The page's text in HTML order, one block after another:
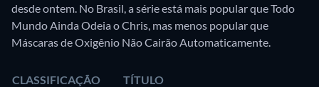
desde ontem. No Brasil, a série está mais popular que Todo
Mundo Ainda Odeia o Chris, mas menos popular que
Máscaras de Oxigênio Não Cairão Automaticamente.
CLASSIFICAÇÃO TÍTULO